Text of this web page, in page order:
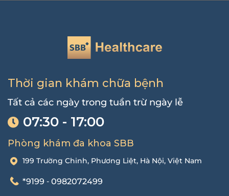
Thời gian khám chữa bệnh
Tất cả các ngày trong tuần trừ ngày lễ
07:30 - 17:00
Phòng khám đa khoa SBB
199 Trường Chinh, Phương Liệt, Hà Nội, Việt Nam
*9199 - 0982072499